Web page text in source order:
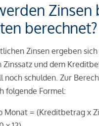
Zinsen
berechnet?
Zinsen ergeben
Zinssatz und dem
noch schulden. Zur
folgende Formel:
Monat = (Kreditbetrag x